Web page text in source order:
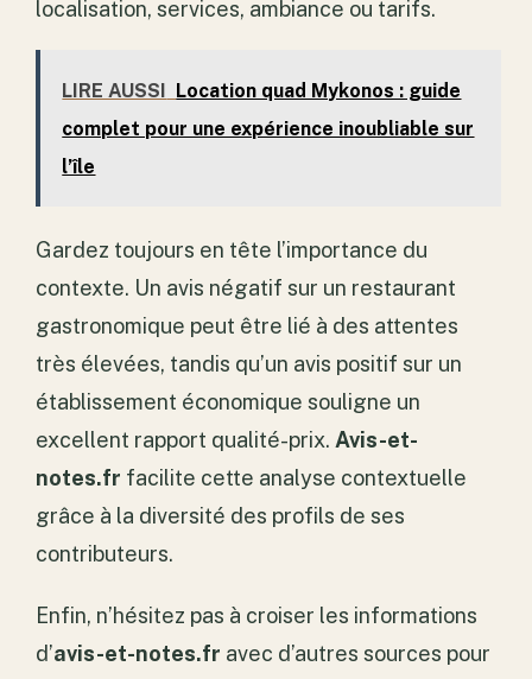
localisation, services, ambiance ou tarifs.
LIRE AUSSI Location quad Mykonos : guide
complet pour une expérience inoubliable sur
l’île
Gardez toujours en tête l’importance du
contexte. Un avis négatif sur un restaurant
gastronomique peut être lié à des attentes
très élevées, tandis qu’un avis positif sur un
établissement économique souligne un
excellent rapport qualité-prix. Avis-et-
notes.fr facilite cette analyse contextuelle
grâce à la diversité des profils de ses
contributeurs.
Enfin, n’hésitez pas à croiser les informations
d’avis-et-notes.fr avec d’autres sources pour